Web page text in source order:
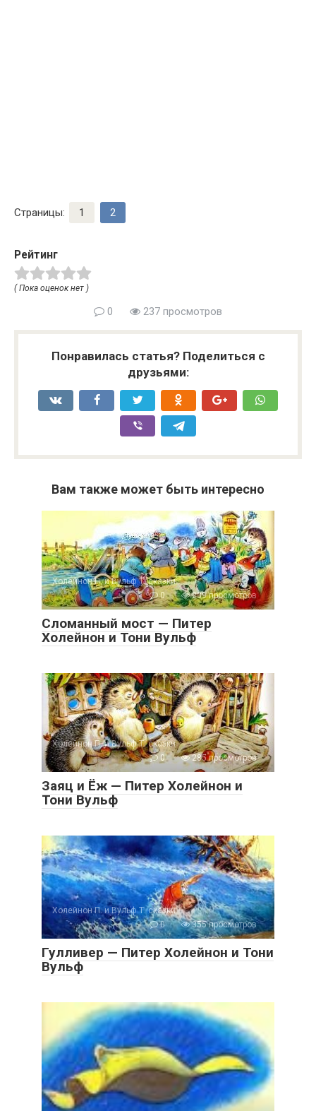
Страницы: 1 2
Рейтинг
( Пока оценок нет )
0 237 просмотров
Понравилась статья? Поделиться с
друзьями:
Вам также может быть интересно
Холейнон П. и Вульф Т. сказки
0
239 просмотров
Сломанный мост — Питер
Холейнон и Тони Вульф
Холейнон П. и Вульф Т. сказки
0
285 просмотров
Заяц и Ёж — Питер Холейнон и
Тони Вульф
Холейнон П. и Вульф Т. сказки
0
355 просмотров
Гулливер — Питер Холейнон и Тони
Вульф